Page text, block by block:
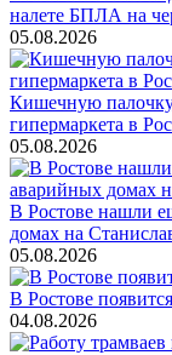
налете БПЛА на
05.08.2026
Кишечную
гипермаркета в
05.08.2026
В Ростове нашли
домах на
05.08.2026
В Ростове
04.08.2026